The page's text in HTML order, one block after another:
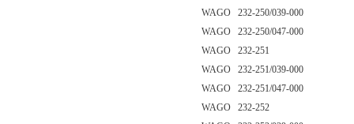
WAGO 232-250/039-000
WAGO 232-250/047-000
WAGO 232-251
WAGO 232-251/039-000
WAGO 232-251/047-000
WAGO 232-252